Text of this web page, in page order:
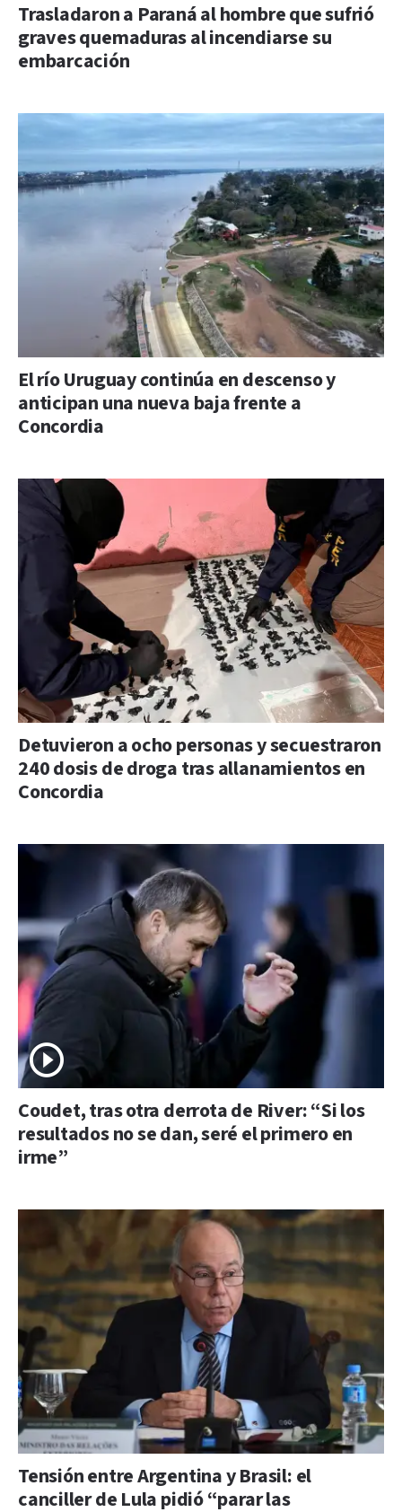
Trasladaron a Paraná al hombre que sufrió
graves quemaduras al incendiarse su
embarcación
El río Uruguay continúa en descenso y
anticipan una nueva baja frente a
Concordia
Detuvieron a ocho personas y secuestraron
240 dosis de droga tras allanamientos en
Concordia
Coudet, tras otra derrota de River: “Si los
resultados no se dan, seré el primero en
irme”
Tensión entre Argentina y Brasil: el
canciller de Lula pidió “parar las